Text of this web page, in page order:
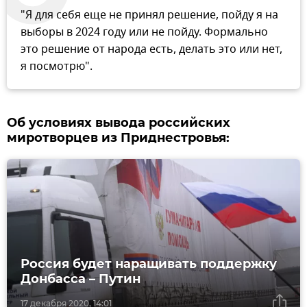
"Я для себя еще не принял решение, пойду я на
выборы в 2024 году или не пойду. Формально
это решение от народа есть, делать это или нет,
я посмотрю".
Об условиях вывода российских
миротворцев из Приднестровья:
17 декабря 2020, 14:01
Россия будет наращивать поддержку
Донбасса – Путин